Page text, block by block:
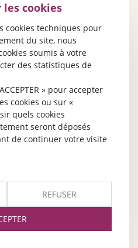
cookies
cookies techniques pour
du site, nous
soumis à votre
des statistiques de
» pour accepter
cookies ou sur «
quels cookies
seront déposés
de continuer votre visite
REFUSER